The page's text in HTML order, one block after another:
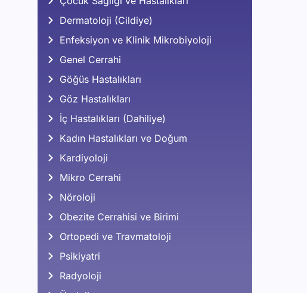
Dermatoloji (Cildiye)
Enfeksiyon ve Klinik Mikrobiyoloji
Genel Cerrahi
Göğüs Hastalıkları
Göz Hastalıkları
İç Hastalıkları (Dahiliye)
Kadın Hastalıkları ve Doğum
Kardiyoloji
Mikro Cerrahi
Nöroloji
Obezite Cerrahisi ve Birimi
Ortopedi ve Travmatoloji
Psikiyatri
Radyoloji